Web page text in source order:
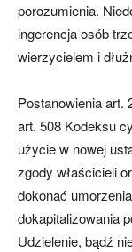
porozumienia.
ingerencja osób
wierzycielem i
Postanowienia art.
art. 508 Kodeksu
użycie w nowej
zgody właścicieli
dokonać
dokapitalizowania
Udzielenie, bądź